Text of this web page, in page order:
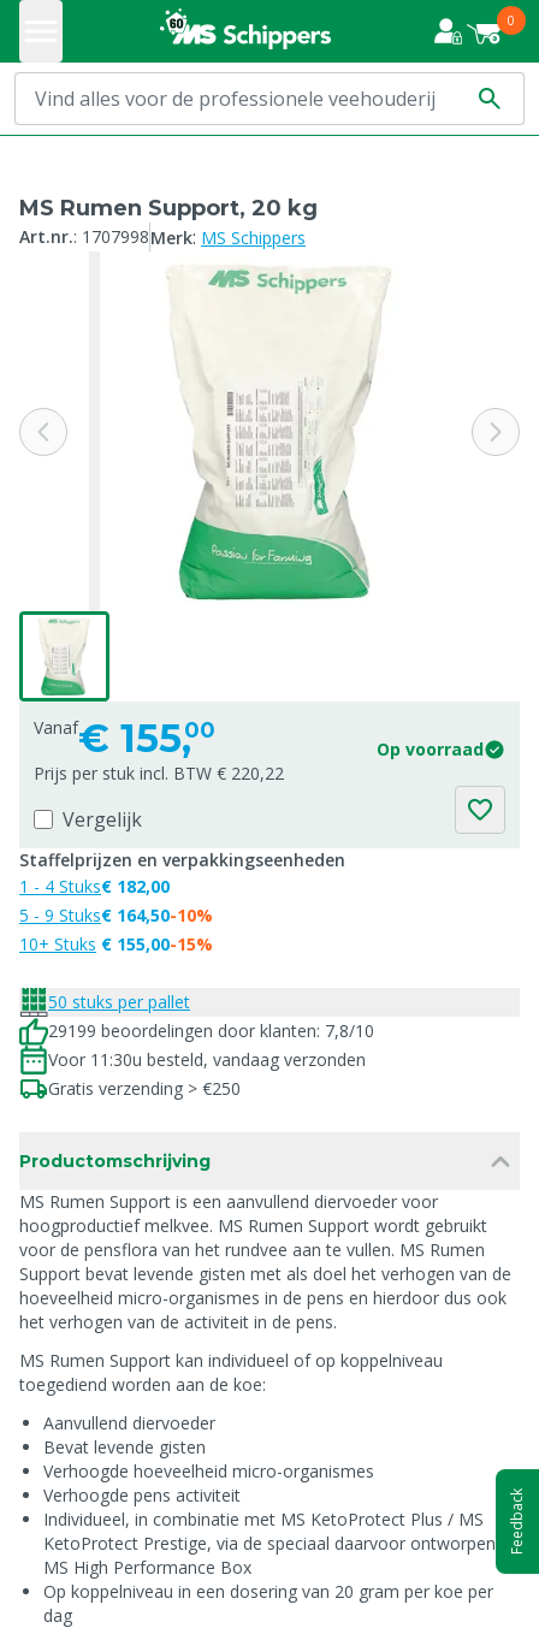
0
MS Rumen Support, 20 kg
Art.nr.: 1707998Merk: MS Schippers
Vanaf€ 155,00
Op voorraad
Prijs per stuk incl. BTW € 220,22
Vergelijk
Staffelprijzen en verpakkingseenheden
1 - 4 Stuks
5 - 9 Stuks
10+ Stuks
€ 182,00
€ 164,50
€ 155,00
-10%
-15%
50 stuks per pallet
29199 beoordelingen door klanten: 7,8/10
Voor 11:30u besteld, vandaag verzonden
Gratis verzending > €250
Productomschrijving
MS Rumen Support is een aanvullend diervoeder voor
hoogproductief melkvee. MS Rumen Support wordt gebruikt
voor de pensflora van het rundvee aan te vullen. MS Rumen
Support bevat levende gisten met als doel het verhogen van de
hoeveelheid micro-organismes in de pens en hierdoor dus ook
het verhogen van de activiteit in de pens.
MS Rumen Support kan individueel of op koppelniveau
toegediend worden aan de koe:
Aanvullend diervoeder
Bevat levende gisten
Verhoogde hoeveelheid micro-organismes
Verhoogde pens activiteit
Individueel, in combinatie met MS KetoProtect Plus / MS
KetoProtect Prestige, via de speciaal daarvoor ontworpen
MS High Performance Box
Op koppelniveau in een dosering van 20 gram per koe per
dag
Feedback